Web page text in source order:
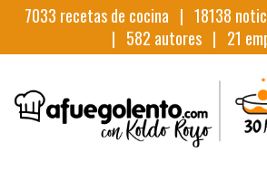
7033 recetas de cocina | 18138
| 582 autores | 21